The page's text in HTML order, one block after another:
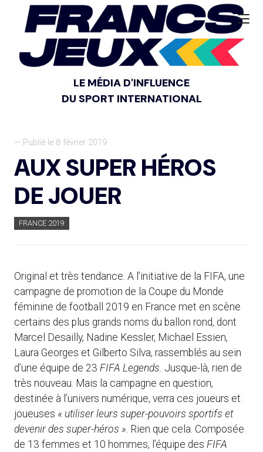
LE MÉDIA D'INFLUENCE
DU SPORT INTERNATIONAL
— Publié le 8 février 2019
AUX SUPER HÉROS
DE JOUER
FRANCE 2019
Original et très tendance. A l’initiative de la FIFA, une
campagne de promotion de la Coupe du Monde
féminine de football 2019 en France met en scène
certains des plus grands noms du ballon rond, dont
Marcel Desailly, Nadine Kessler, Michael Essien,
Laura Georges et Gilberto Silva, rassemblés au sein
d’une équipe de 23 FIFA Legends. Jusque-là, rien de
très nouveau. Mais la campagne en question,
destinée à l’univers numérique, verra ces joueurs et
joueuses « utiliser leurs super-pouvoirs sportifs et
devenir des super-héros ». Rien que cela. Composée
de 13 femmes et 10 hommes, l’équipe des FIFA